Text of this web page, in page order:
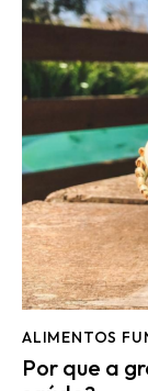
ALIMENTOS
Por que a